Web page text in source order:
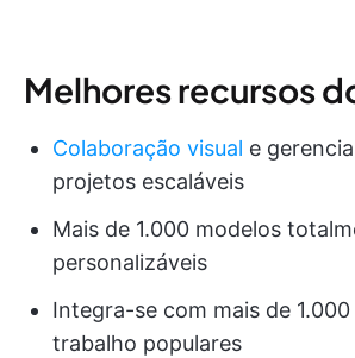
Melhores recursos
Colaboração visual e
projetos escaláveis
Mais de 1.000 modelos
personalizáveis
Integra-se com mais de
trabalho populares